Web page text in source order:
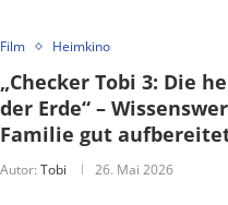
Film Heimkino
„Checker Tobi 3: Die
der Erde“ –
Familie gut
Autor: Tobi 26. Mai 2026